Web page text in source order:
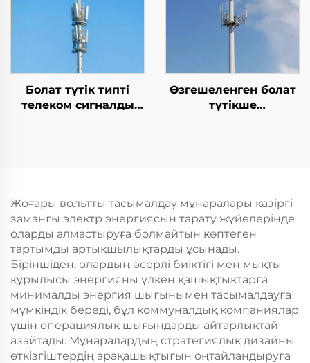
Болат түтік типті
телеком сигналды
Өзгешеленген болат
түтікше
Жоғары вольтты тасымалдау мұнаралары қазіргі
заманғы электр энергиясын тарату жүйелерінде
оларды алмастыруға болмайтын көптеген
тартымды артықшылықтарды ұсынады.
Біріншіден, олардың әсерлі биіктігі мен мықты
құрылысы энергияны үлкен қашықтықтарға
минималды энергия шығынымен тасымалдауға
мүмкіндік береді, бұл коммуналдық компаниялар
үшін операциялық шығындарды айтарлықтай
азайтады. Мұнаралардың стратегиялық дизайны
өткізгіштердің арақашықтығын оңтайландыруға